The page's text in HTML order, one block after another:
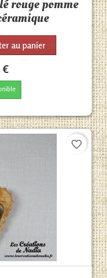
rouge pomme
au panier
favorite_border